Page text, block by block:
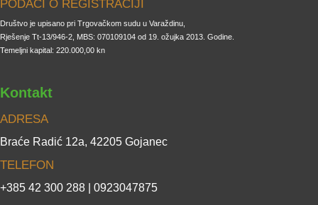
PODACI O REGISTRACIJI
Društvo je upisano pri Trgovačkom sudu u Varaždinu,
Rješenje Tt-13/946-2, MBS: 070109104 od 19. ožujka 2013. Godine.
Temeljni kapital: 220.000,00 kn
Kontakt
ADRESA
Braće Radić 12a, 42205 Gojanec
TELEFON
+385 42 300 288 | 0923047875